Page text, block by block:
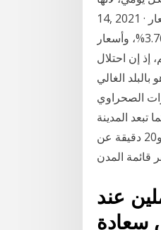
14, 2021 · وعزا الإحصاء هذا الانخفاض في مؤشر غلاء المعيشة في فلسطين؛ الى انخفاض أسعار
المحروقات السائلة المستخدمة كوقود للسيارات "البنزين" بنسبة 10.19%، و"الديزل" بنسبة 3.76%، وأسعار
إذ إن احتلال
هو بالبلد الغالي
الصحراوي
تبعد المدينة
عن شاطئ الجميرا مسافة تستغرق 24 دقيقة بالسيارة، و20 دقيقة عن Jul 13, 2019 · تقدمت السعودية تسع
عند
سعادة